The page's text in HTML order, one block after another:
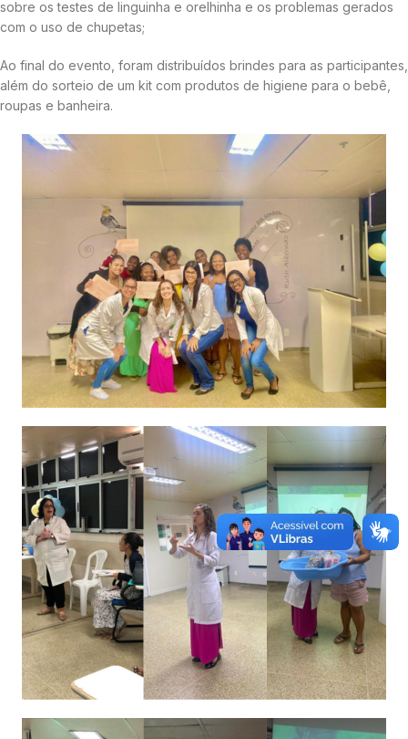
sobre os testes de linguinha e orelhinha e os problemas gerados
com o uso de chupetas;
Ao final do evento, foram distribuídos brindes para as participantes,
além do sorteio de um kit com produtos de higiene para o bebê,
roupas e banheira.